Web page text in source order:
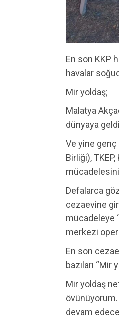
En son KKP
havalar
Mir yoldaş;
Malatya
dünyaya
Ve yine genç
Birliği),
Defalarca
cezaevine
mücadeleye
merkezi
En son
bazıları “Mir
Mir yoldaş
övünüyorum.
devam